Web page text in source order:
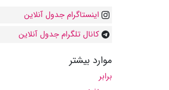
اینستاگرام جدول آنلاین
کانال تلگرام جدول آنلاین
موارد بیشتر
برابر